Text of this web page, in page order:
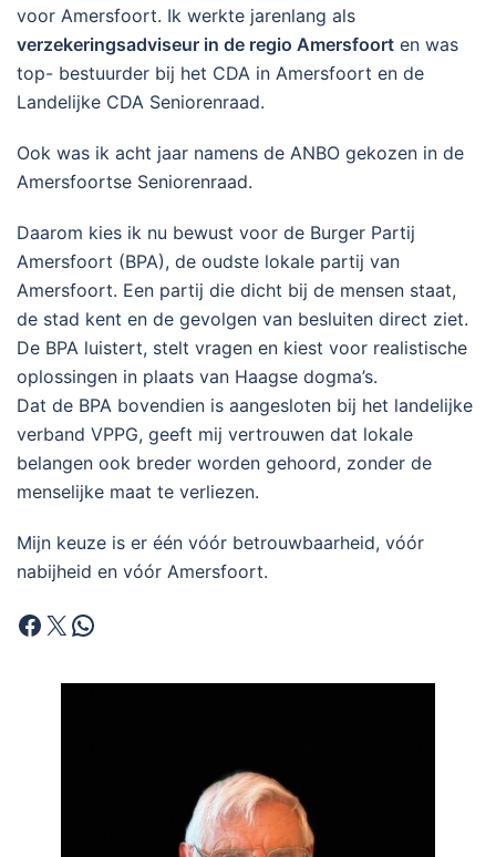
voor Amersfoort. Ik werkte jarenlang als
verzekeringsadviseur in de regio Amersfoort en was
top- bestuurder bij het CDA in Amersfoort en de
Landelijke CDA Seniorenraad.
Ook was ik acht jaar namens de ANBO gekozen in de
Amersfoortse Seniorenraad.
Daarom kies ik nu bewust voor de Burger Partij
Amersfoort (BPA), de oudste lokale partij van
Amersfoort. Een partij die dicht bij de mensen staat,
de stad kent en de gevolgen van besluiten direct ziet.
De BPA luistert, stelt vragen en kiest voor realistische
oplossingen in plaats van Haagse dogma’s.
Dat de BPA bovendien is aangesloten bij het landelijke
verband VPPG, geeft mij vertrouwen dat lokale
belangen ook breder worden gehoord, zonder de
menselijke maat te verliezen.
Mijn keuze is er één vóór betrouwbaarheid, vóór
nabijheid en vóór Amersfoort.
Facebook X WhatsApp